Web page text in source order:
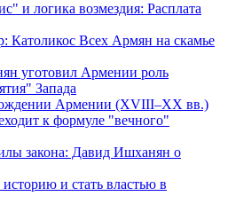
и логика возмездия: Расплата
Католикос Всех Армян на скамье
уготовил Армении роль
Запада
Армении (XVIII–XX вв.)
к формуле "вечного"
закона: Давид Ишханян о
и стать властью в